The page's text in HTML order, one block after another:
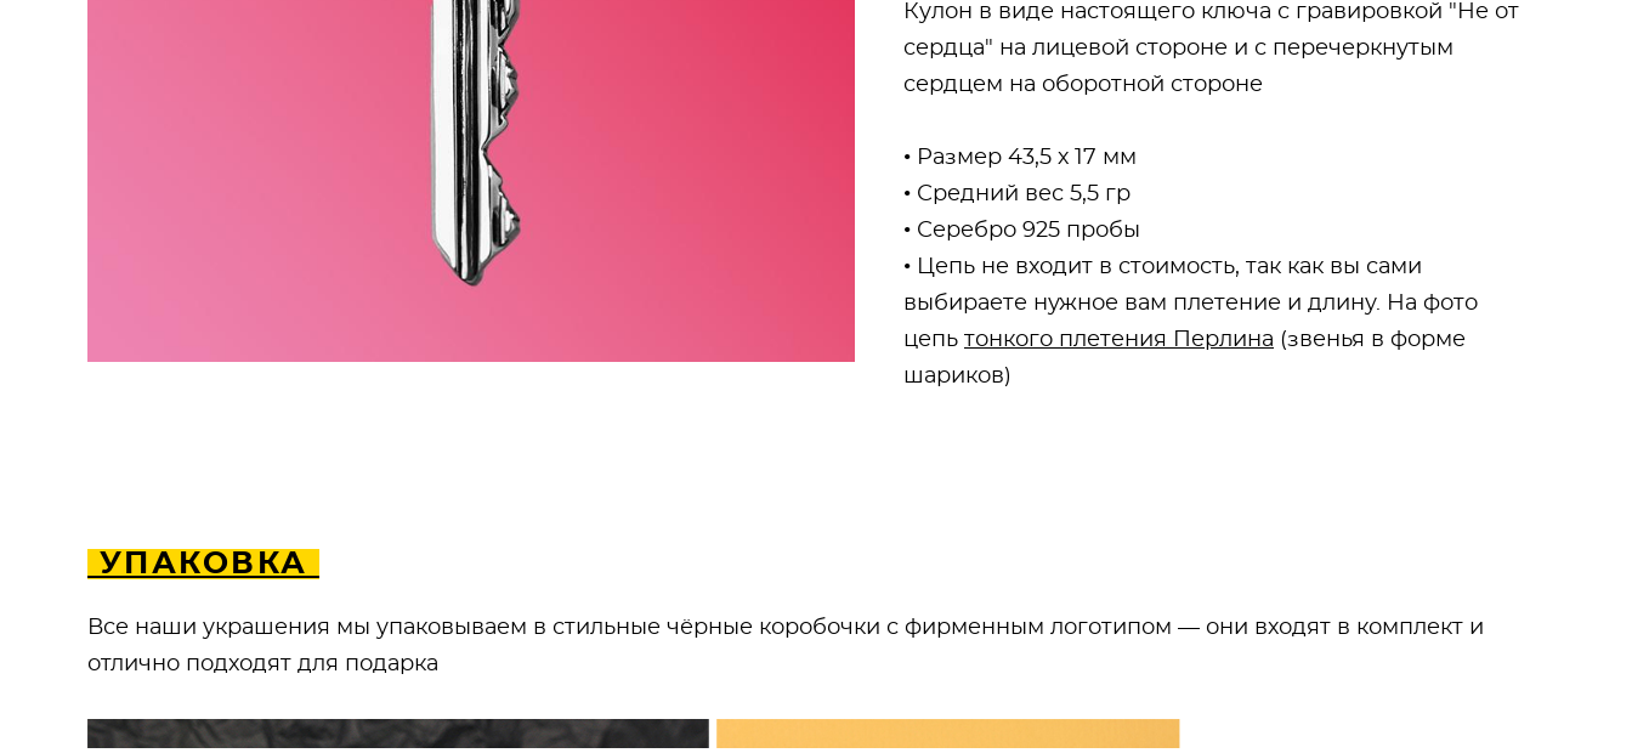
Кулон в виде настоящего ключа с гравировкой "Не от
сердца" на лицевой стороне и с перечеркнутым
сердцем на оборотной стороне
• Размер 43,5 х 17 мм
• Средний вес 5,5 гр
• Серебро 925 пробы
• Цепь не входит в стоимость, так как вы сами
выбираете нужное вам плетение и длину. На фото
цепь тонкого плетения Перлина (звенья в форме
шариков)
​ УПАКОВКА
Все наши украшения мы упаковываем в стильные чёрные коробочки с фирменным логотипом — они входят в комплект и
отлично подходят для подарка